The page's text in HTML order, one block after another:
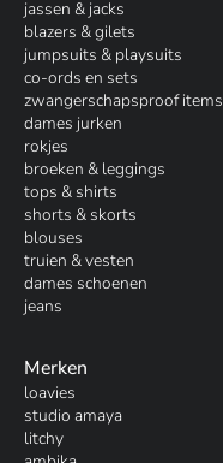
jassen & jacks
blazers & gilets
jumpsuits & playsuits
co-ords en sets
zwangerschapsproof items
dames jurken
rokjes
broeken & leggings
tops & shirts
shorts & skorts
blouses
truien & vesten
dames schoenen
jeans
Merken
loavies
studio amaya
litchy